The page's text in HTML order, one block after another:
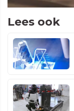
Lees ook